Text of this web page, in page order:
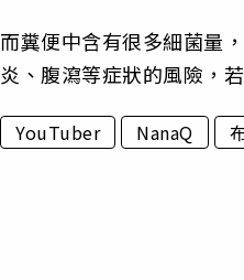
而糞便中含有很多細菌量
炎、腹瀉等症狀的風險，
YouTuber NanaQ